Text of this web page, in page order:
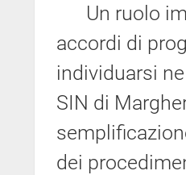
Un ruolo
accordi di
individuarsi
SIN di
dei